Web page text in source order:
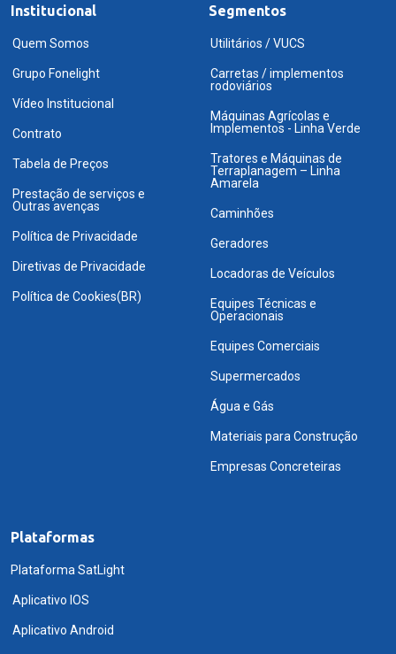
Institucional
Quem Somos
Grupo Fonelight
Vídeo Institucional
Contrato
Tabela de Preços
Prestação de serviços e
Outras avenças
Política de Privacidade
Diretivas de Privacidade
Política de Cookies(BR)
Segmentos
Utilitários / VUCS
Carretas / implementos
rodoviários
Máquinas Agrícolas e
Implementos - Linha Verde
Tratores e Máquinas de
Terraplanagem – Linha
Amarela
Caminhões
Geradores
Locadoras de Veículos
Equipes Técnicas e
Operacionais
Equipes Comerciais
Supermercados
Água e Gás
Materiais para Construção
Empresas Concreteiras
Plataformas
Plataforma SatLight
Aplicativo IOS
Aplicativo Android